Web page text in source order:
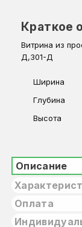
Краткое
Витрина из
Д,301-Д
Ширина
Глубина
Высота
Описание
Оплата